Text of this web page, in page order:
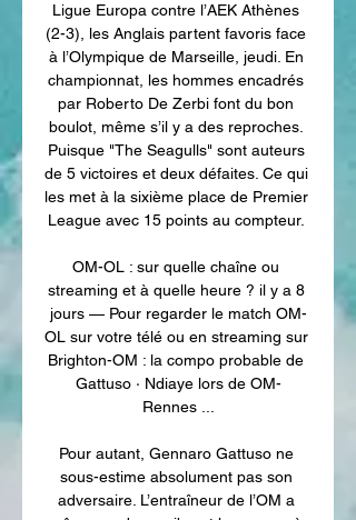
Ligue Europa contre l’AEK Athènes
(2-3), les Anglais partent favoris face
à l’Olympique de Marseille, jeudi. En
championnat, les hommes encadrés
par Roberto De Zerbi font du bon
boulot, même s’il y a des reproches.
Puisque "The Seagulls" sont auteurs
de 5 victoires et deux défaites. Ce qui
les met à la sixième place de Premier
League avec 15 points au compteur.
OM-OL : sur quelle chaîne ou
streaming et à quelle heure ? il y a 8
jours — Pour regarder le match OM-
OL sur votre télé ou en streaming sur
Brighton-OM : la compo probable de
Gattuso · Ndiaye lors de OM-
Rennes ...
Pour autant, Gennaro Gattuso ne
sous-estime absolument pas son
adversaire. L’entraîneur de l’OM a